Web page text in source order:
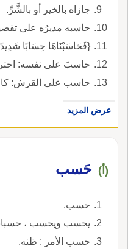
جازاه بالخير أو بالشَّرِّ.
حاسبه مديرُه على
{فَحَاسَبْنَاهَا حِسَابًا
حاسبَ على نفسه:
حاسب على القرش: كان
عرض المزيد
(أ) حَسب
حسب.
يحسب ويحسب ،
حسب الأمر : ظنه.